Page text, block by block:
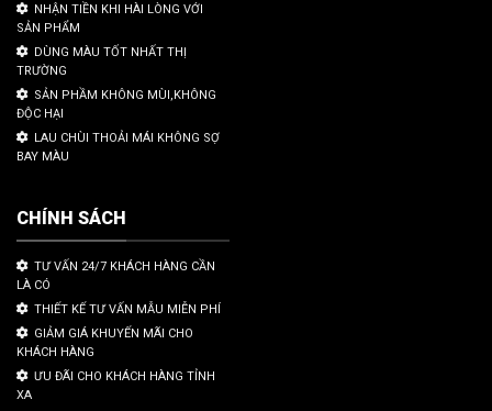
NHẬN TIỀN KHI HÀI LÒNG VỚI
SẢN PHẨM
DÙNG MÀU TỐT NHẤT THỊ
TRƯỜNG
SẢN PHẦM KHÔNG MÙI,KHÔNG
ĐỘC HẠI
LAU CHÙI THOẢI MÁI KHÔNG SỢ
BAY MÀU
CHÍNH SÁCH
TƯ VẤN 24/7 KHÁCH HÀNG CẦN
LÀ CÓ
THIẾT KẾ TƯ VẤN MẪU MIỄN PHÍ
GIẢM GIÁ KHUYẾN MÃI CHO
KHÁCH HÀNG
ƯU ĐÃI CHO KHÁCH HÀNG TỈNH
XA